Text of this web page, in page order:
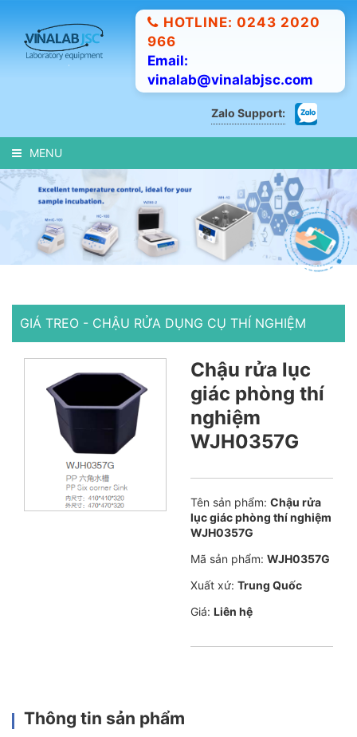
HOTLINE: 0243 2020
966
Email:
vinalab@vinalabjsc.com
Zalo Support:
MENU
GIÁ TREO - CHẬU RỬA DỤNG CỤ THÍ NGHIỆM
Chậu rửa lục
giác phòng thí
nghiệm
WJH0357G
Tên sản phẩm: Chậu rửa
lục giác phòng thí nghiệm
WJH0357G
Mã sản phẩm: WJH0357G
Xuất xứ: Trung Quốc
Giá: Liên hệ
Thông tin sản phẩm